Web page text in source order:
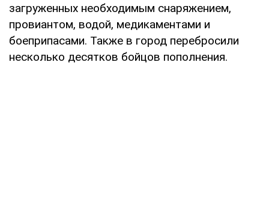
загруженных необходимым снаряжением,
провиантом, водой, медикаментами и
боеприпасами. Также в город перебросили
несколько десятков бойцов пополнения.